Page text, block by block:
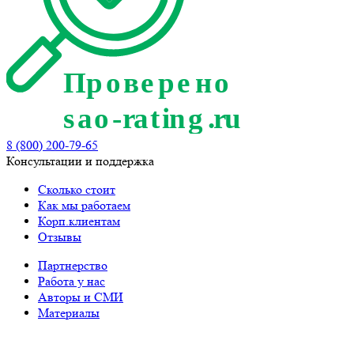
8 (800) 200-79-65
Консультации и поддержка
Сколько стоит
Как мы работаем
Корп.клиентам
Отзывы
Партнерство
Работа у нас
Авторы и СМИ
Материалы